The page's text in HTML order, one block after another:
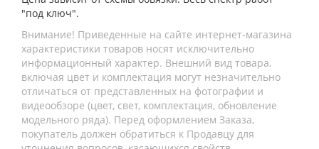
"под ключ".
Внимание! Приведенные на сайте интернет-магазина
характеристики товаров носят исключительно
информационный характер. Внешний вид товара,
включая цвет и комплектация могут незначительно
отличаться от представленных на фотографии и
видеообзоре (цвет, свет, комплектация, обновление
модельного ряда). Перед оформлением Заказа,
покупатель должен обратиться к Продавцу для